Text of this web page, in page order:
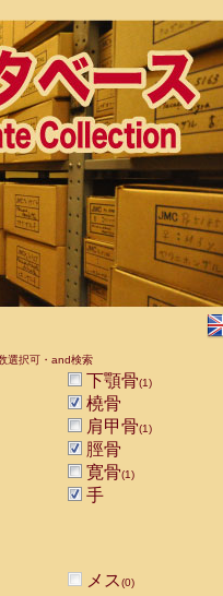
選択可・and検索
下顎骨(1)
橈骨
肩甲骨(1)
脛骨
寛骨(1)
手
メス(0)